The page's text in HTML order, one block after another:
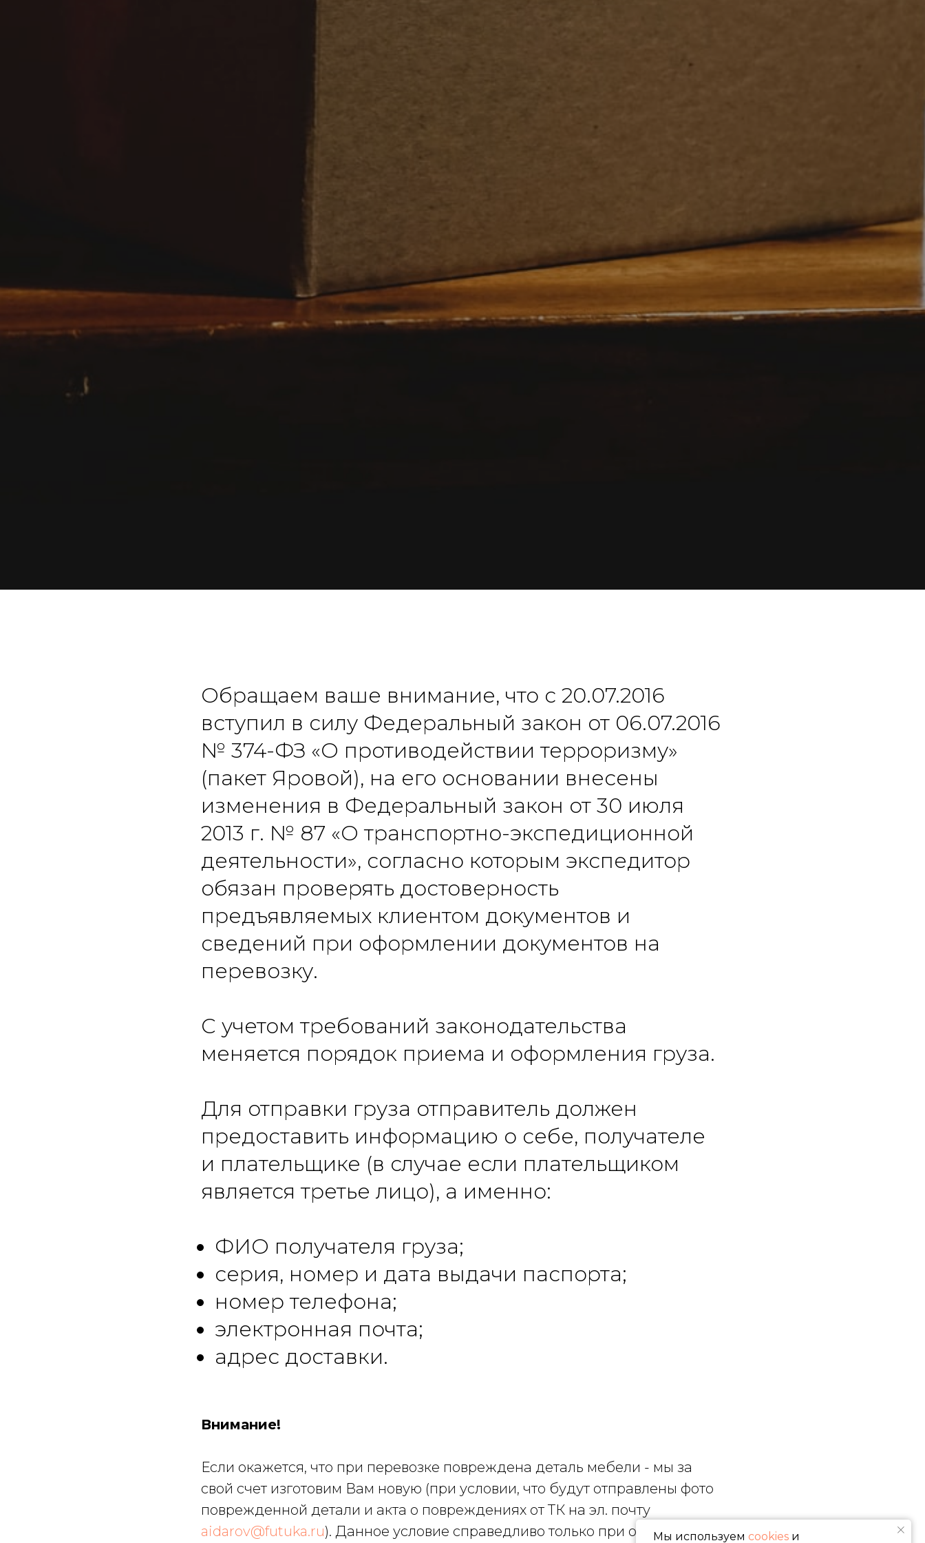
Мы используем cookies и
Обращаем ваше внимание, что с 20.07.2016
вступил в силу Федеральный закон от 06.07.2016
№ 374-ФЗ «О противодействии терроризму»
(пакет Яровой), на его основании внесены
изменения в Федеральный закон от 30 июля
2013 г. № 87 «О транспортно-экспедиционной
деятельности», согласно которым экспедитор
обязан проверять достоверность
предъявляемых клиентом документов и
сведений при оформлении документов на
перевозку.
С учетом требований законодательства
меняется порядок приема и оформления груза.
Для отправки груза отправитель должен
предоставить информацию о себе, получателе
и плательщике (в случае если плательщиком
является третье лицо), а именно:
ФИО получателя груза;
серия, номер и дата выдачи паспорта;
номер телефона;
электронная почта;
адрес доставки.
Внимание!
Если окажется, что при перевозке повреждена деталь мебели - мы за
свой счет изготовим Вам новую (при условии, что будут отправлены фото
поврежденной детали и акта о повреждениях от ТК на эл. почту
aidarov@futuka.ru). Данное условие справедливо только при отправке в